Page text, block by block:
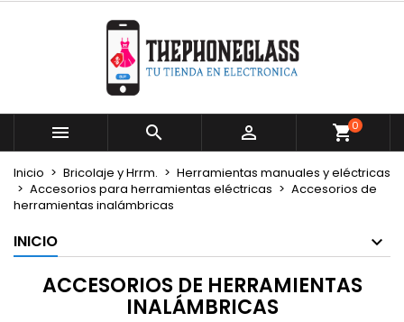
   0
Inicio Bricolaje y Hrrm.
Herramientas manuales y eléctricas
Accesorios para herramientas eléctricas
Accesorios de
herramientas inalámbricas
INICIO
ACCESORIOS DE HERRAMIENTAS
INALÁMBRICAS
Mi lista de deseos
Crear nueva lista
((modalTitle))
((confirmMessage))
((cancelText)) ((modalDeleteText))
Crear lista de deseos
Nombre de la lista de deseos
Cancelar Crear lista de deseos
Iniciar sesión
Debe iniciar sesión para guardar productos en su
lista de deseos.
Cancelar Iniciar sesión